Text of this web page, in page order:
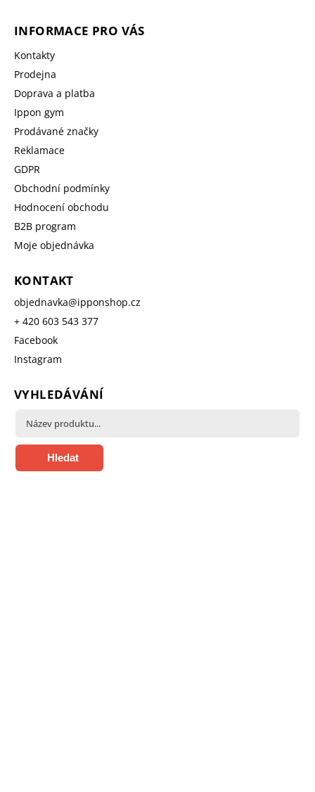
INFORMACE PRO VÁS
Kontakty
Prodejna
Doprava a platba
Ippon gym
Prodávané značky
Reklamace
GDPR
Obchodní podmínky
Hodnocení obchodu
B2B program
Moje objednávka
KONTAKT
objednavka@ipponshop.cz
+ 420 603 543 377
Facebook
Instagram
VYHLEDÁVÁNÍ
Hledat